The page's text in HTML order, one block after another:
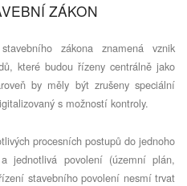
ZÁKON
zákona znamená vznik
které budou řízeny centrálně jako
by měly být zrušeny speciální
s možností kontroly.
procesních postupů do jednoho
jednotlivá povolení (územní plán,
stavebního povolení nesmí trvat